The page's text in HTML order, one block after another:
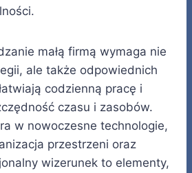
małą firmą wymaga nie
ale także odpowiednich
codzienną pracę i
czasu i zasobów.
w nowoczesne technologie,
przestrzeni oraz
wizerunek to elementy,